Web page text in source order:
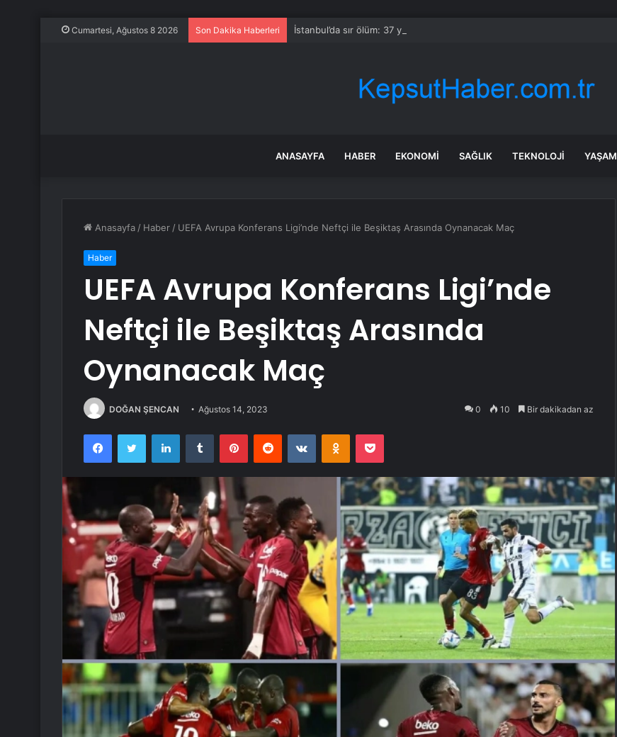
Cumartesi, Ağustos 8 2026 Son Dakika Haberleri İstanbul’da sır ölüm: 37 yaşındaki kadın savcının evinde ölü bulundu!
ANASAYFA HABER EKONOMI SAĞLIK TEKNOLOJI YAŞAM
Anasayfa / Haber / UEFA Avrupa Konferans Ligi’nde Neftçi ile Beşiktaş Arasında Oynanacak Maç
Haber
UEFA Avrupa Konferans Ligi’nde
Neftçi ile Beşiktaş Arasında
Oynanacak Maç
DOĞAN ŞENCAN Ağustos 14, 2023 0 10 Bir dakikadan az
FacebookTwitter LinkedInTumblr PinterestReddit VKontakteOdnoklassniki
Pocket